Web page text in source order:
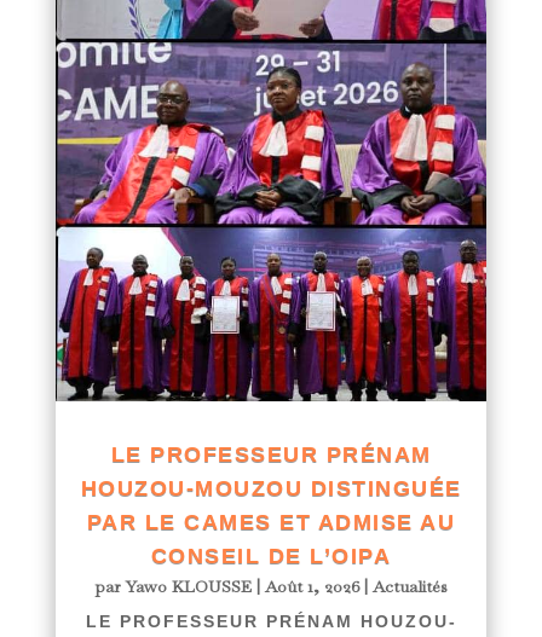
LE PROFESSEUR PRÉNAM
HOUZOU-MOUZOU DISTINGUÉE
PAR LE CAMES ET ADMISE AU
CONSEIL DE L’OIPA
parYawo KLOUSSE|Août 1, 2026|Actualités
LE PROFESSEUR PRÉNAM HOUZOU-